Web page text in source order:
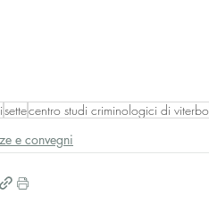
settecentro studi criminologici di viterbo
e convegni